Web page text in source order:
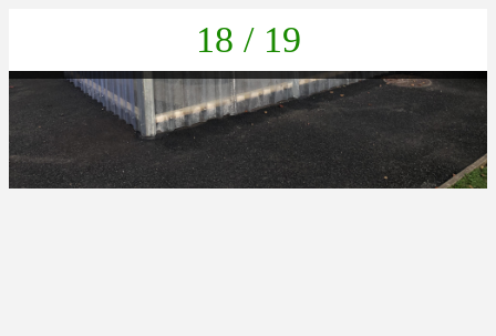
18 / 19
9A13FE52-CA62-4E32-B018-4C57214FB67C